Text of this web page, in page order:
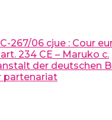
267/06 cjue : Cour
234 CE – Maruko c.
der deutschen
partenariat